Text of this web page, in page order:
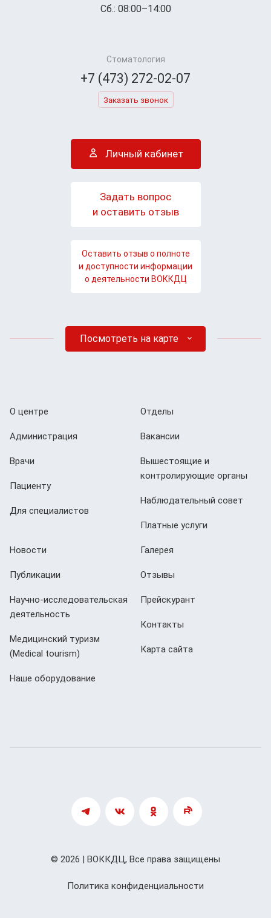
Сб.: 08:00–14:00
Стоматология
+7 (473) 272-02-07
Заказать звонок
Личный кабинет
Задать вопрос
и оставить отзыв
Оставить отзыв о полноте
и доступности информации
о деятельности ВОККДЦ
Посмотреть на карте
О центре
Администрация
Врачи
Пациенту
Для специалистов
Отделы
Вакансии
Вышестоящие и
контролирующие органы
Наблюдательный совет
Платные услуги
Новости
Публикации
Научно-исследовательская
деятельность
Медицинский туризм
(Мedical tourism)
Наше оборудование
Галерея
Отзывы
Прейскурант
Контакты
Карта сайта
Политика конфиденциальности
© 2026 | ВОККДЦ, Все права защищены